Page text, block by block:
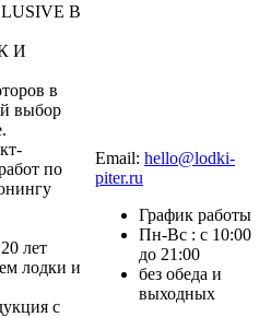
В
И
в
выбор
по
лет
лодки и
с
Email: hello@lodki-
piter.ru
График работы
Пн-Вс : с 10:00
до 21:00
без обеда и
выходных